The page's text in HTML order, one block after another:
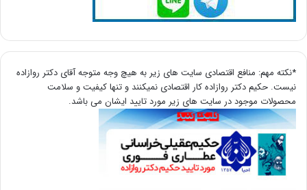
*نکته مهم: منافع اقتصادی سایت های زیر به هیچ وجه متوجه آقای دکتر روازاده
نیست. حکیم دکتر روازاده کار اقتصادی نمیکنند و تنها کیفیت و سلامت
محصولات موجود در سایت های زیر مورد تایید ایشان می باشد.